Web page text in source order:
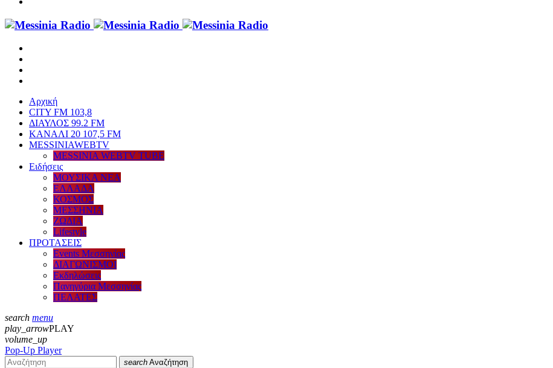
Αρχική
CITY FM 103,8
ΔΙΑΥΛΟΣ 99.2 FM
ΚΑΝΑΛΙ 20 107,5 FM
MESSINIAWEBTV
MESSINIA WEBTV TUBE
Eιδήσεις
ΜΟΥΣΙΚΑ ΝΕΑ
ΕΛΛΑΔΑ
ΚΟΣΜΟΣ
ΜΕΣΣΗΝΙΑ
ΖΩΔΙΑ
Lifestyle
ΠΡΟΤΑΣΕΙΣ
Events Μεσσηνίας
ΔΙΑΓΩΝΙΣΜΟΙ
Εκδηλώσεις
Πανηγύρια Μεσσηνίας
ΠΕΛΑΤΕΣ
search menu
play_arrowPLAY
volume_up
Pop-Up Player
search Αναζήτηση